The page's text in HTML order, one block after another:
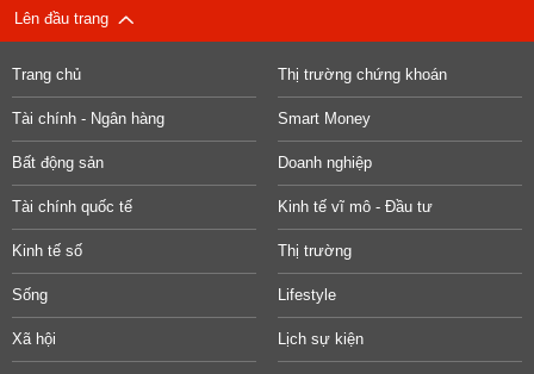
Lên đầu trang
Trang chủ Thị trường chứng khoán
Tài chính - Ngân hàng Smart Money
Bất động sản Doanh nghiệp
Tài chính quốc tế Kinh tế vĩ mô - Đầu tư
Kinh tế số Thị trường
Sống Lifestyle
Xã hội Lịch sự kiện